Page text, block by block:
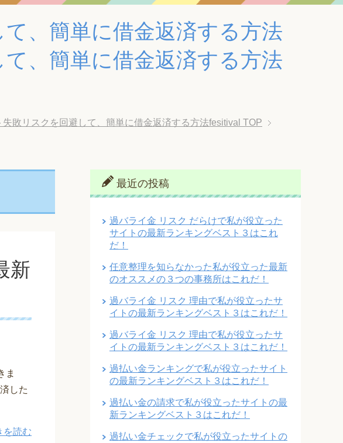
、簡単に借金返済する方法
、簡単に借金返済する方法
敗リスクを回避して、簡単に借金返済する方法fesitival TOP
新
ま
した
を読む
最近の投稿
過バライ金 リスク だらけで私が役立った
サイトの最新ランキングベスト３はこれ
だ！
任意整理を知らなかった私が役立った最新
のオススメの３つの事務所はこれだ！
過バライ金 リスク 理由で私が役立ったサ
イトの最新ランキングベスト３はこれだ！
過バライ金 リスク 理由で私が役立ったサ
イトの最新ランキングベスト３はこれだ！
過払い金ランキングで私が役立ったサイト
の最新ランキングベスト３はこれだ！
過払い金の請求で私が役立ったサイトの最
新ランキングベスト３はこれだ！
過払い金チェックで私が役立ったサイトの